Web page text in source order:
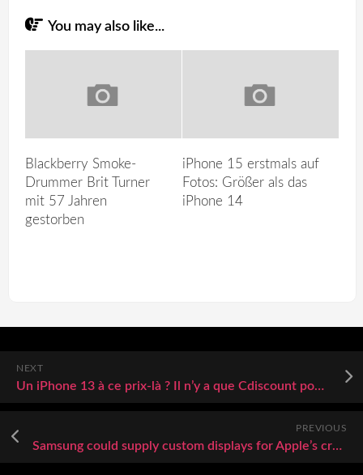
You may also like...
Blackberry Smoke-
Drummer Brit Turner
mit 57 Jahren
gestorben
iPhone 15 erstmals auf
Fotos: Größer als das
iPhone 14
NEXT
Un iPhone 13 à ce prix-là ? Il n’y a que Cdiscount pour proposer une telle offre
PREVIOUS
Samsung could supply custom displays for Apple’s crease-free foldable iPhone: Kuo